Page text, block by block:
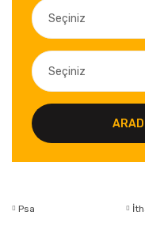
Psa